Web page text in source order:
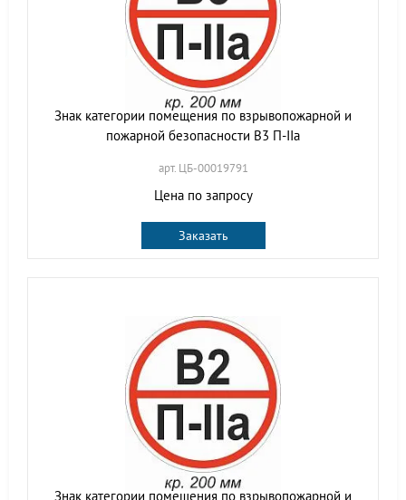
Знак категории помещения по взрывопожарной и
пожарной безопасности В3 П-IIа
арт. ЦБ-00019791
Цена по запросу
Заказать
Знак категории помещения по взрывопожарной и